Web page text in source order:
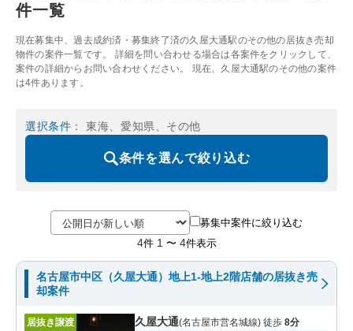
件一覧
現在募集中、過去成約済・募集終了済の久屋大通駅のその他の居抜き売却
物件の案件一覧です。 詳細を問い合わせる場合は各案件をクリックして、
案件の詳細からお問い合わせください。 現在、久屋大通駅のその他の案件
は4件あります。
選択条件 ： 東海、愛知県、その他
条件を選んで絞り込む
募集中案件に絞り込む
4件 1 〜 4件表示
名古屋市中区（久屋大通）地上1-地上2階店舗の居抜き売
却案件
居抜き譲渡 久屋大通(名古屋市営名城線) 徒歩 8分